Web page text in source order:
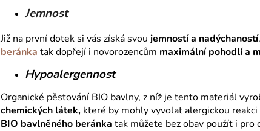
Jemnost
Již na první dotek si vás získá svou jemností a nadýchaností.
beránka tak dopřejí i novorozencům maximální pohodlí a
Hypoalergennost
Organické pěstování BIO bavlny, z níž je tento materiál
chemických látek, které by mohly vyvolat alergickou
BIO bavlněného beránka tak můžete bez obav použít i